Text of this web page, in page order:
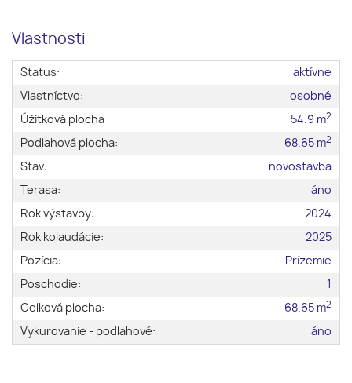
Vlastnosti
Status:
aktívne
Vlastníctvo:
osobné
Úžitková plocha:
54.9 m2
Podlahová plocha: 68.65 m2
Stav:
novostavba
Terasa:
áno
Rok výstavby:
2024
Rok kolaudácie:
2025
Pozícia:
Prízemie
Poschodie:
1
Celková plocha:
68.65 m2
Vykurovanie - podlahové: áno